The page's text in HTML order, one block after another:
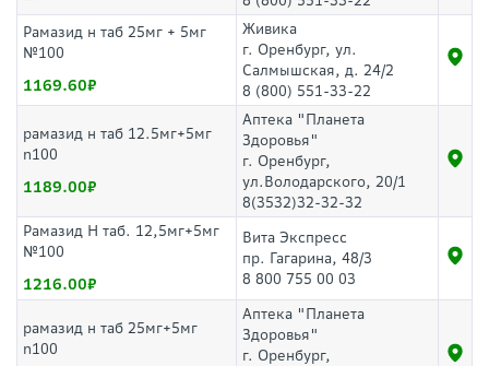
Рамазид н таб 25мг + 5мг
№100
1169.60
Живика
г. Оренбург, ул.
Салмышская, д. 24/2
8 (800) 551-33-22
рамазид н таб 12.5мг+5мг
n100
1189.00
Аптека "Планета
Здоровья"
г. Оренбург,
ул.Володарского, 20/1
8(3532)32-32-32
Рамазид Н таб. 12,5мг+5мг
№100
1216.00
Вита Экспресс
пр. Гагарина, 48/3
8 800 755 00 03
рамазид н таб 25мг+5мг
n100
Аптека "Планета
Здоровья"
г. Оренбург,